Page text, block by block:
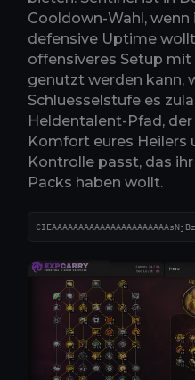
Cooldown-Wahl, wenn
defensive Uptime
offensiveres Setup
genutzt werden kann,
Schluesselstufe es
Heldentalent-Pfad,
Komfort eures Heilers
Kontrolle passt, das
Packs haben wollt.